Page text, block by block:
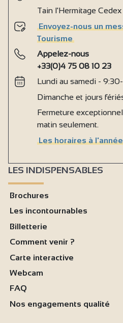
Tain l'Hermitage Cedex
Envoyez-nous un
Tourisme
Appelez-nous
+33(0)4 75 08 10 23
Lundi au samedi -
Dimanche et jours
Fermeture
matin seulement.
Les horaires à
LES INDISPENSABLES
Brochures
Les incontournables
Billetterie
Comment venir ?
Carte interactive
Webcam
FAQ
Nos engagements qualité